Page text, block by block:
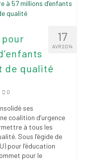
– Courriel
17
AVR 2014
de qualité
0
ses
coalition d’urgence
à tous les
Sous l’égide de
pour l’éducation
pour le